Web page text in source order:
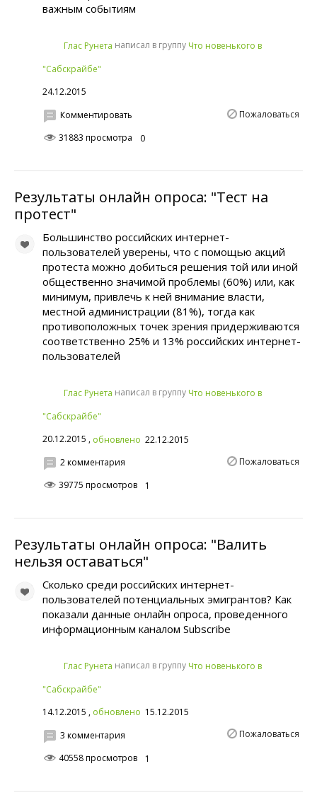
важным событиям
Глас Рунета написал в группу Что новенького в
"Сабскрайбе"
24.12.2015
Пожаловаться
Комментировать
31883 просмотра
0
Результаты онлайн опроса: "Тест на
протест"
Большинство российских интернет-
пользователей уверены, что с помощью акций
протеста можно добиться решения той или иной
общественно значимой проблемы (60%) или, как
минимум, привлечь к ней внимание власти,
местной администрации (81%), тогда как
противоположных точек зрения придерживаются
соответственно 25% и 13% российских интернет-
пользователей
Глас Рунета написал в группу Что новенького в
"Сабскрайбе"
20.12.2015 , обновлено 22.12.2015
Пожаловаться
2 комментария
39775 просмотров
1
Результаты онлайн опроса: "Валить
нельзя оставаться"
Сколько среди российских интернет-
пользователей потенциальных эмигрантов? Как
показали данные онлайн опроса, проведенного
информационным каналом Subscribe
Глас Рунета написал в группу Что новенького в
"Сабскрайбе"
14.12.2015 , обновлено 15.12.2015
Пожаловаться
3 комментария
40558 просмотров
1